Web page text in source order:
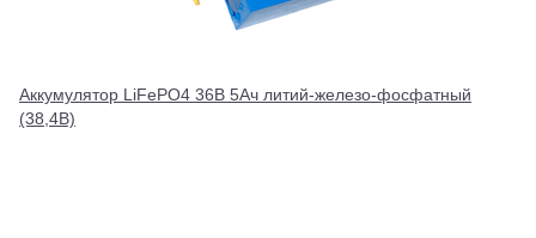
Аккумулятор LiFePO4 36В 5Ач литий-железо-фосфатный
(38,4В)